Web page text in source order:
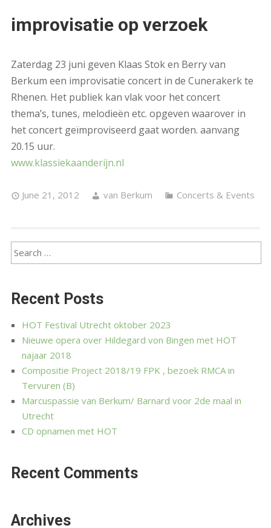
improvisatie op verzoek
Zaterdag 23 juni geven Klaas Stok en Berry van
Berkum een improvisatie concert in de Cunerakerk te
Rhenen. Het publiek kan vlak voor het concert
thema’s, tunes, melodieën etc. opgeven waarover in
het concert geïmproviseerd gaat worden. aanvang
20.15 uur.
www.klassiekaanderijn.nl
June 21, 2012 van Berkum Concerts & Events
Recent Posts
HOT Festival Utrecht oktober 2023
Nieuwe opera over Hildegard von Bingen met HOT
najaar 2018
Compositie Project 2018/19 FPK , bezoek RMCA in
Tervuren (B)
Marcuspassie van Berkum/ Barnard voor 2de maal in
Utrecht
CD opnamen met HOT
Recent Comments
Archives